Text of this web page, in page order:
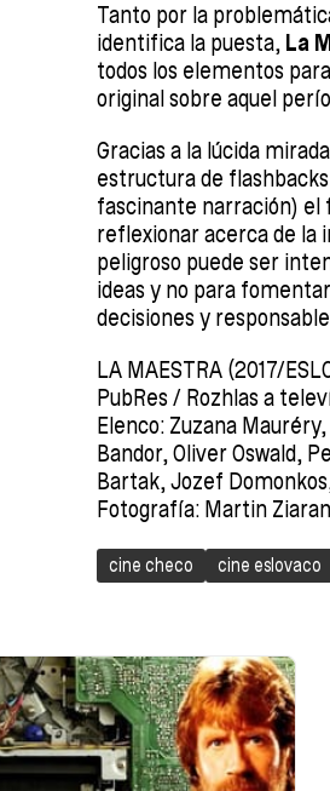
Tanto por la
identifica la puesta, La
todos los elementos
original sobre aquel
Gracias a la lúcida
estructura de
fascinante narración) el
reflexionar acerca de la
peligroso puede ser
ideas y no para
decisiones y
LA MAESTRA (2017/
PubRes / Rozhlas a
Elenco: Zuzana
Bandor, Oliver Oswald,
Bartak, Jozef
Fotografía: Martin
cine checo cine eslovaco